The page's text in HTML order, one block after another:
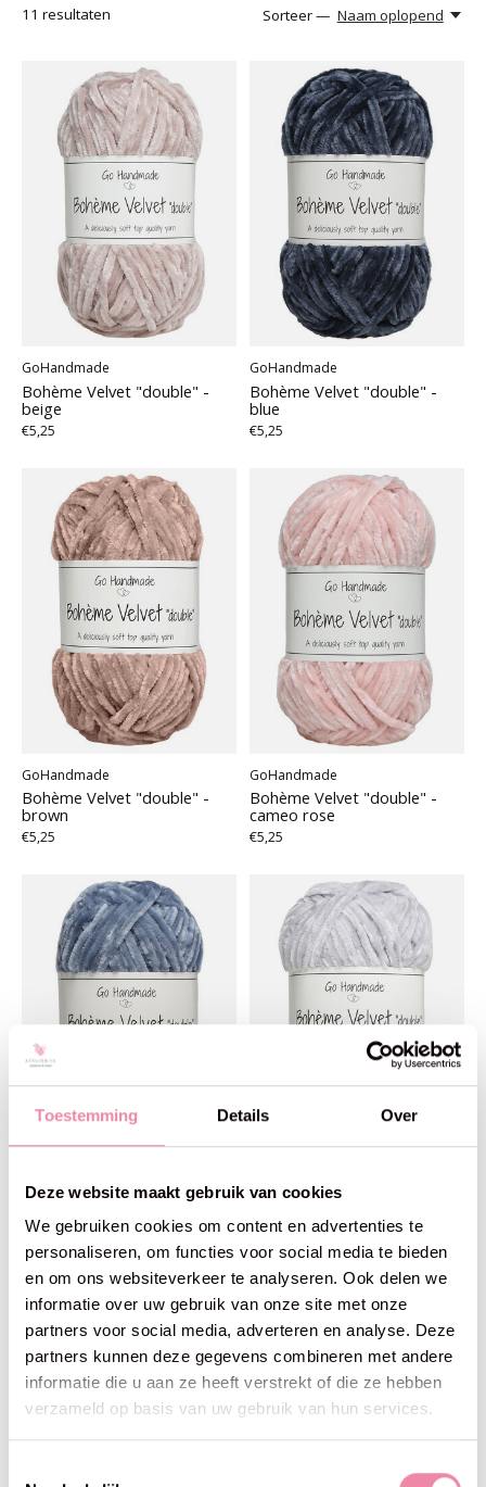
Toestemming Details Over
Deze website maakt gebruik van cookies
We gebruiken cookies om content en advertenties te
personaliseren, om functies voor social media te bieden
en om ons websiteverkeer te analyseren. Ook delen we
informatie over uw gebruik van onze site met onze
partners voor social media, adverteren en analyse. Deze
partners kunnen deze gegevens combineren met andere
informatie die u aan ze heeft verstrekt of die ze hebben
verzameld op basis van uw gebruik van hun services.
11 resultaten Sorteer — Naam oplopend
GoHandmade
Bohème Velvet "double" -
beige
€5,25
GoHandmade
Bohème Velvet "double" -
blue
€5,25
GoHandmade
Bohème Velvet "double" -
brown
€5,25
GoHandmade
Bohème Velvet "double" -
cameo rose
€5,25
GoHandmade
Bohème Velvet "double" -
jeans blue
GoHandmade
Bohème Velvet "double" -
light grey